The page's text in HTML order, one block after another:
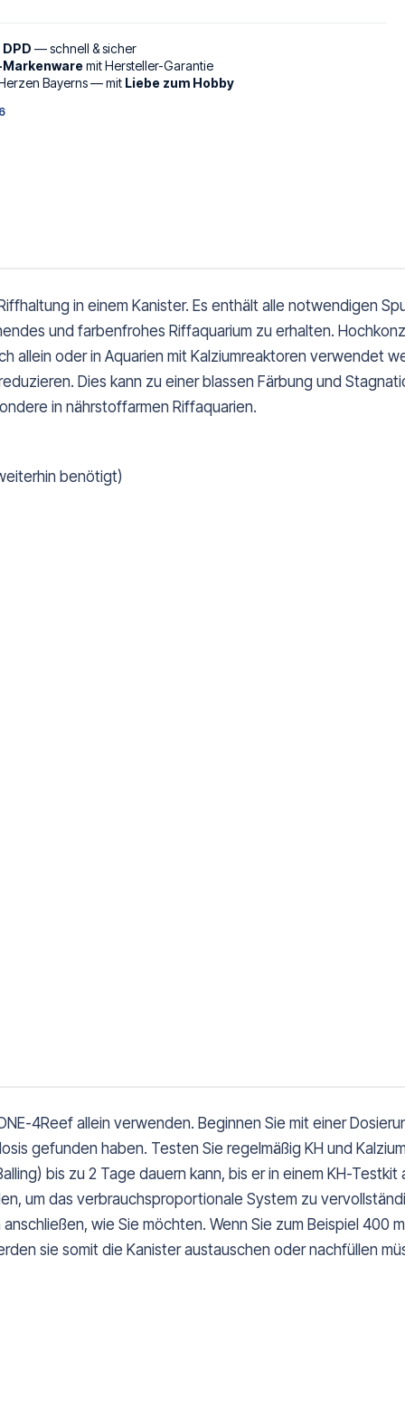
— schnell & sicher
mit Hersteller-Garantie
Bayerns — mit Liebe zum Hobby
in einem Kanister. Es enthält alle notwendigen
und farbenfrohes Riffaquarium zu erhalten.
allein oder in Aquarien mit Kalziumreaktoren verwendet
Dies kann zu einer blassen Färbung und
in nährstoffarmen Riffaquarien.
benötigt)
4Reef allein verwenden. Beginnen Sie mit einer
gefunden haben. Testen Sie regelmäßig KH und
bis zu 2 Tage dauern kann, bis er in einem KH-
um das verbrauchsproportionale System zu
wie Sie möchten. Wenn Sie zum Beispiel 400
sie somit die Kanister austauschen oder nachfüllen